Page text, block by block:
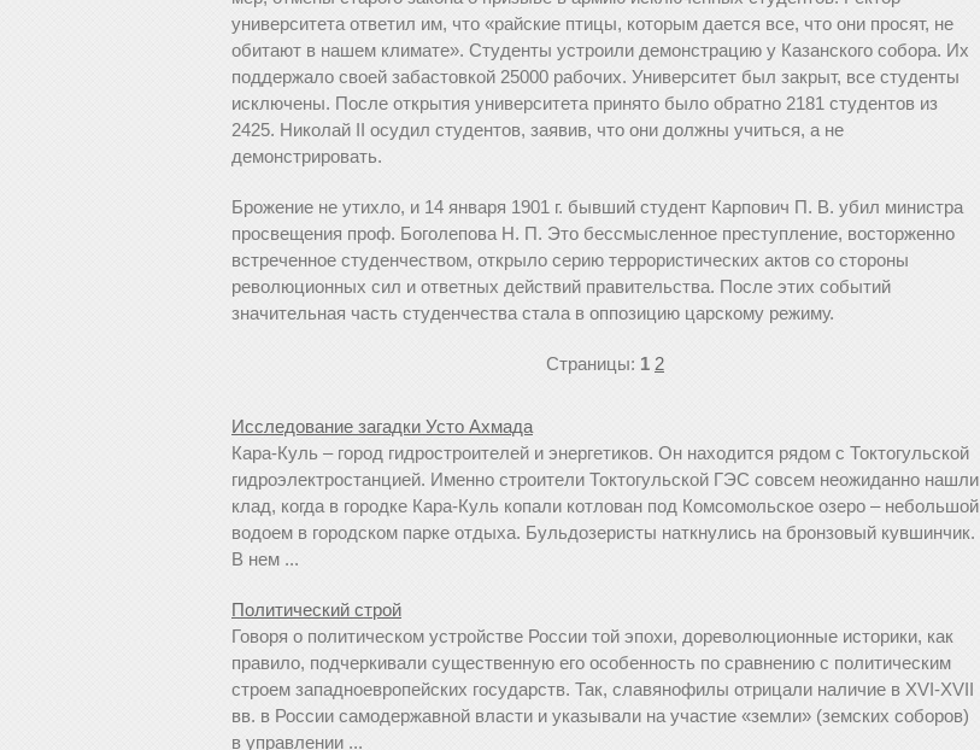
университета ответил им, что «райские птицы, которым дается все, что они просят, не
обитают в нашем климате». Студенты устроили демонстрацию у Казанского собора. Их
поддержало своей забастовкой 25000 рабочих. Университет был закрыт, все студенты
исключены. После открытия университета принято было обратно 2181 студентов из
2425. Николай II осудил студентов, заявив, что они должны учиться, а не
демонстрировать.
Брожение не утихло, и 14 января 1901 г. бывший студент Карпович П. В. убил министра
просвещения проф. Боголепова Н. П. Это бессмысленное преступление, восторженно
встреченное студенчеством, открыло серию террористических актов со стороны
революционных сил и ответных действий правительства. После этих событий
значительная часть студенчества стала в оппозицию царскому режиму.
Страницы: 1 2
Исследование загадки Усто Ахмада
Кара-Куль – город гидростроителей и энергетиков. Он находится рядом с Токтогульской
гидроэлектростанцией. Именно строители Токтогульской ГЭС совсем неожиданно нашли
клад, когда в городке Кара-Куль копали котлован под Комсомольское озеро – небольшой
водоем в городском парке отдыха. Бульдозеристы наткнулись на бронзовый кувшинчик.
В нем ...
Политический строй
Говоря о политическом устройстве России той эпохи, дореволюционные историки, как
правило, подчеркивали существенную его особенность по сравнению с политическим
строем западноевропейских государств. Так, славянофилы отрицали наличие в XVI-XVII
вв. в России самодержавной власти и указывали на участие «земли» (земских соборов)
в управлении ...